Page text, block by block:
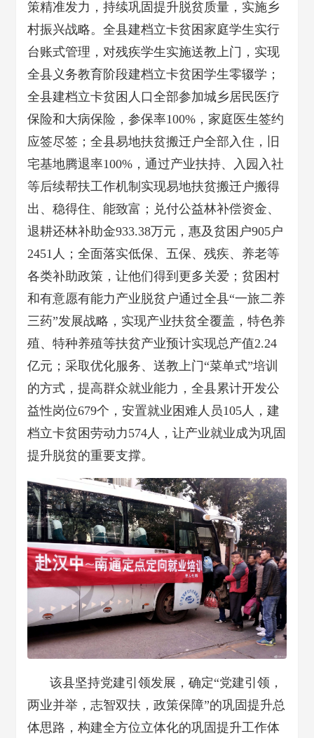
策精准发力，持续巩固提升脱贫质量，实施乡
村振兴战略。 全县建档立卡贫困家庭学生实行
台账式管理，对残疾学生实施送教上门，实现
全县义务教育阶段建档立卡贫困学生零辍学；
全县建档立卡贫困人口全部参加城乡居民医疗
保险和大病保险，参保率100%，家庭医生签约
应签尽签；全县易地扶贫搬迁户全部入住，旧
宅基地腾退率100%，通过产业扶持、入园入社
等后续帮扶工作机制实现易地扶贫搬迁户搬得
出、稳得住、能致富；兑付公益林补偿资金、
退耕还林补助金933.38万元，惠及贫困户905户
2451人；全面落实低保、五保、残疾、养老等
各类补助政策，让他们得到更多关爱；贫困村
和有意愿有能力产业脱贫户通过全县“一旅二养
三药”发展战略，实现产业扶贫全覆盖，特色养
殖、特种养殖等扶贫产业预计实现总产值2.24
亿元；采取优化服务、送教上门“菜单式”培训
的方式，提高群众就业能力，全县累计开发公
益性岗位679个，安置就业困难人员105人，建
档立卡贫困劳动力574人，让产业就业成为巩固
提升脱贫的重要支撑。
该县坚持党建引领发展， 确定“党建引领，
两业并举，志智双扶，政策保障”的巩固提升总
体思路，构建全方位立体化的巩固提升工作体